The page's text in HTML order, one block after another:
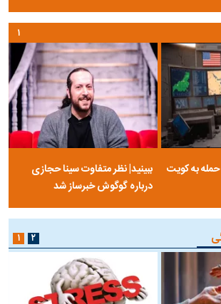
حمله به کویت
ببینید| نظر متفاوت سینا حجازی
درباره گوگوش خبرساز شد
۱
۱ ۲